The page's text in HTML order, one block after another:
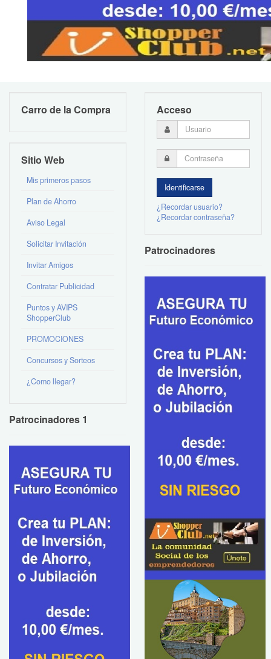
Carro de la Compra
Sitio Web
Mis primeros pasos
Plan de Ahorro
Aviso Legal
Solicitar Invitación
Invitar Amigos
Contratar Publicidad
Puntos y AVIPS
ShopperClub
PROMOCIONES
Concursos y Sorteos
¿Como llegar?
Patrocinadores 1
Acceso
¿Recordar usuario?
¿Recordar contraseña?
Patrocinadores